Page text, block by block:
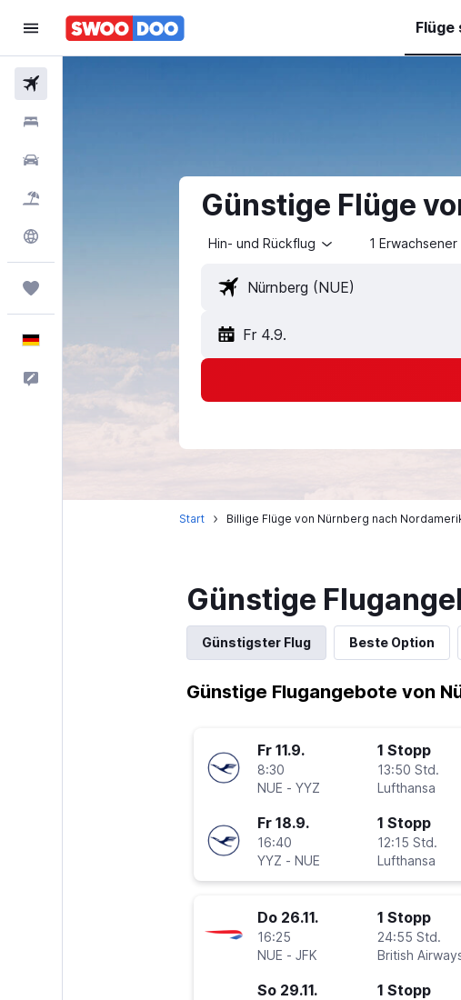
Flüge
Günstige Flüge
Hin- und Rückflug 1 Erwachsener
Fr 4.9.
Start Billige Flüge von Nürnberg nach
Günstige
Günstigster Flug Beste Option
Günstige Flugangebote von
Fr 11.9.
8:30
NUE - YYZ
1 Stopp
13:50 Std.
Lufthansa
Fr 18.9.
16:40
YYZ - NUE
1 Stopp
12:15 Std.
Lufthansa
Do 26.11.
16:25
NUE - JFK
1 Stopp
24:55 Std.
British
So 29.11. 1 Stopp